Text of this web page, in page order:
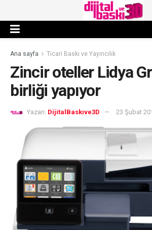
Ana sayfa Ticari Baskı ve Yayıncılık
Zincir oteller Lidya
birliği yapıyor
Yazan: DijitalBaskıve3D 23 Şubat